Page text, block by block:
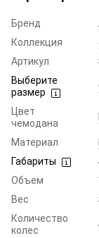
Бренд
Коллекция
Артикул
Выберите
размер
Цвет
чемодана
Материал
Габариты
Объем
Вес
Количество
колес